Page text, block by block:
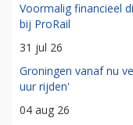
Voormalig financieel
bij ProRail
31 jul 26
Groningen vanaf nu
uur rijden'
04 aug 26